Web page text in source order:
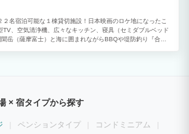
２名宿泊可能な１棟貸切施設！日本映画のロケ地になったこ
TV、空気清浄機、広々なキッチン、寝具（セミダブルベッド
岳（薩摩富士）と海に囲まれながらBBQや堤防釣り『合
レート／食器・鍋類／カトラリー類／Wi-Fi ★建物２Fは個室
ルベッド２台／布団／TV／ドライヤー／タオル・アメニティ
チュリー」 間取り：洋室／ユニットバス 設備：セミダブル
× 宿タイプから探す
ペンションタイプ
コンドミニアム